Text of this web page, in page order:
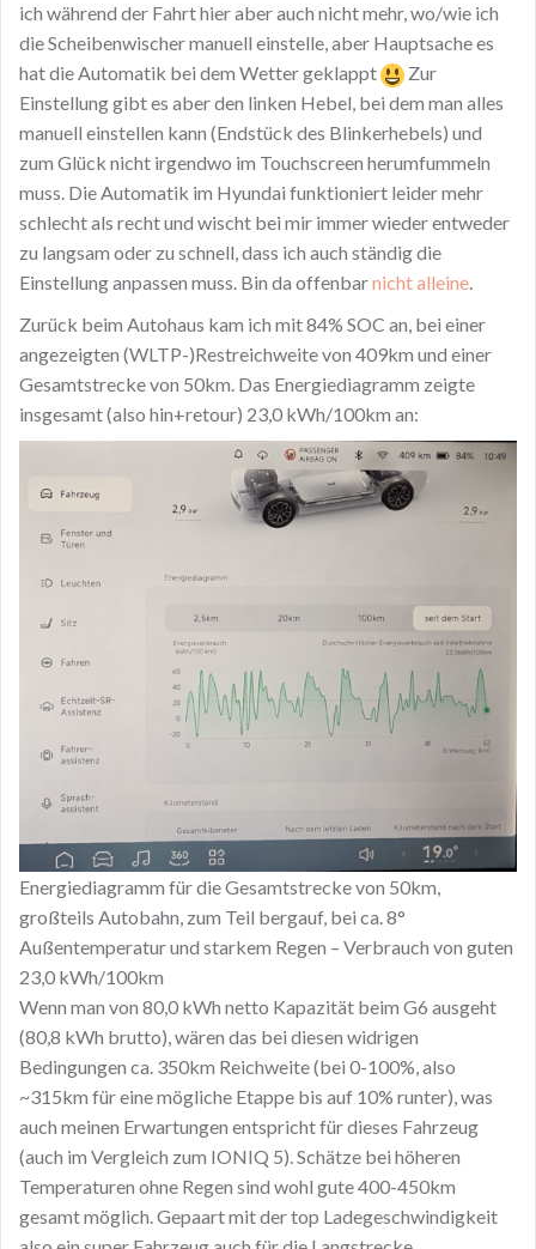
ich während der Fahrt hier aber auch nicht mehr, wo/wie ich
die Scheibenwischer manuell einstelle, aber Hauptsache es
hat die Automatik bei dem Wetter geklappt
Zur
Einstellung gibt es aber den linken Hebel, bei dem man alles
manuell einstellen kann (Endstück des Blinkerhebels) und
zum Glück nicht irgendwo im Touchscreen herumfummeln
muss. Die Automatik im Hyundai funktioniert leider mehr
schlecht als recht und wischt bei mir immer wieder entweder
zu langsam oder zu schnell, dass ich auch ständig die
Einstellung anpassen muss. Bin da offenbarnicht alleine.
Zurück beim Autohaus kam ich mit 84% SOC an, bei einer
angezeigten (WLTP-)Restreichweite von 409km und einer
Gesamtstrecke von 50km. Das Energiediagramm zeigte
insgesamt (also hin+retour) 23,0 kWh/100km an:
Energiediagramm für die Gesamtstrecke von 50km,
großteils Autobahn, zum Teil bergauf, bei ca. 8°
Außentemperatur und starkem Regen – Verbrauch von guten
23,0 kWh/100km
Wenn man von 80,0 kWh netto Kapazität beim G6 ausgeht
(80,8 kWh brutto), wären das bei diesen widrigen
Bedingungen ca. 350km Reichweite (bei 0-100%, also
~315km für eine mögliche Etappe bis auf 10% runter), was
auch meinen Erwartungen entspricht für dieses Fahrzeug
(auch im Vergleich zum IONIQ 5). Schätze bei höheren
Temperaturen ohne Regen sind wohl gute 400-450km
gesamt möglich. Gepaart mit der top Ladegeschwindigkeit